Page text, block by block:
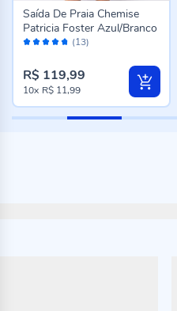
Avaliação: (13)
Saída De Praia Chemise
Patricia Foster Azul/Branco
R$ 119,99
10x R$ 11,99